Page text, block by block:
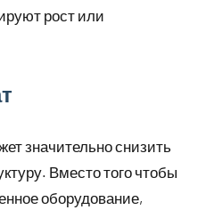
рост или
значительно снизить
Вместо того чтобы
оборудование,